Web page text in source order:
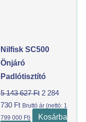
Nilfisk SC500
Önjáró
Padlótisztító
5 143 627Ft 2 284
730 Ft Bruttó ár (nettó: 1
799 000 Ft)
Kosárba